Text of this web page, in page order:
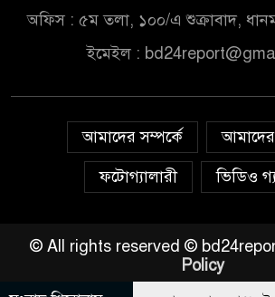
অফিস : ৫ম তলা, ১০০/এ শুক্রাবাদ,
ইমেইল :
আমাদের সম্পর্কে
ফটোগ্যালারী
ভিডিও
© All rights reserved ©
Policy